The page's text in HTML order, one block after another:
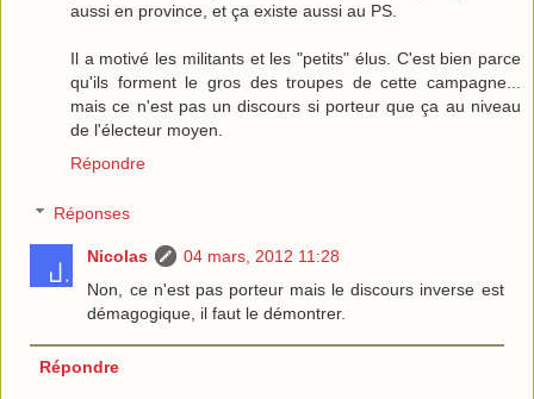
aussi en province, et ça existe aussi au PS.
Il a motivé les militants et les "petits" élus. C'est bien parce
qu'ils forment le gros des troupes de cette campagne...
mais ce n'est pas un discours si porteur que ça au niveau
de l'électeur moyen.
Répondre
Réponses
Nicolas
04 mars, 2012 11:28
Non, ce n'est pas porteur mais le discours inverse est
démagogique, il faut le démontrer.
Répondre